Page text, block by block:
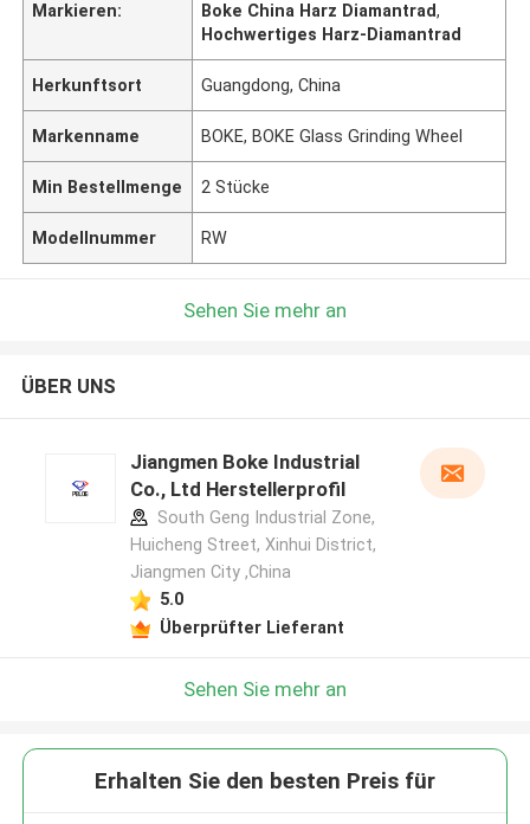
Hinterlass eine Nachricht
Markieren:
Boke China Harz Diamantrad,
Hochwertiges Harz-Diamantrad
Herkunftsort Guangdong, China
Markenname BOKE, BOKE Glass Grinding Wheel
Min Bestellmenge 2 Stücke
Modellnummer RW
Sehen Sie mehr an
ÜBER UNS
Jiangmen Boke Industrial
Co., Ltd Herstellerprofil
South Geng Industrial Zone,
Huicheng Street, Xinhui District,
Jiangmen City ,China
5.0
Überprüfter Lieferant
Sehen Sie mehr an
Erhalten Sie den besten Preis für